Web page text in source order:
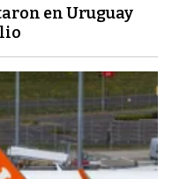
en Uruguay